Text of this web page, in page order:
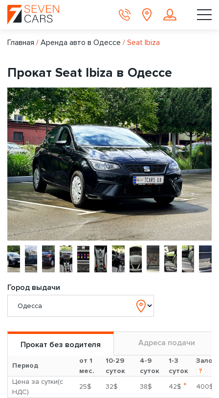
Главная / Аренда авто в Одессе / Seat Ibiza
Прокат Seat Ibiza в Одессе
Город выдачи
Прокат без водителя Адреса подачи
Период
от 1
мес.
10-29
суток
4-9
суток
1-3
суток
Залог
?
Цена за сутки(с
НДС)
25$ 32$ 38$ 42$ *
400$